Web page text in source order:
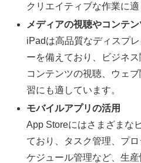
クリエイティブな作業に適
メディアの視聴やコンテ
iPadは高品質なディスプ
ーを備えており、ビジネ
コンテンツの視聴、ウェ
習にも適しています。
モバイルアプリの活用
App Storeにはさまざまな
ており、タスク管理、プ
ケジュール管理など、生